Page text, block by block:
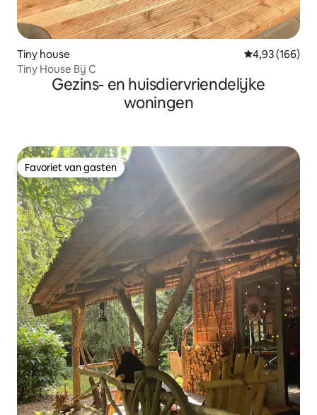
Tiny house Gemiddelde
4,93 (166)
Tiny House Bij C
Gezins- en huisdiervriendelijke
woningen
Favoriet van gasten
Favoriet van gasten